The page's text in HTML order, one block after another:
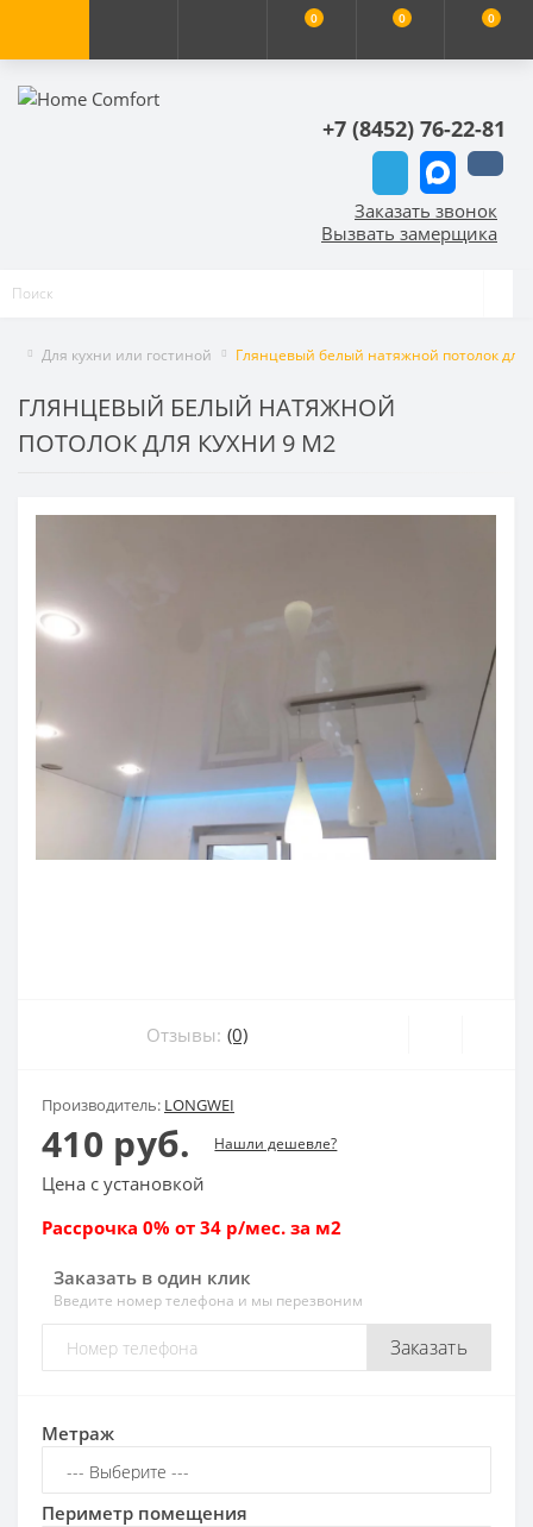
0 0 0
+7 (8452) 76-22-81
Заказать звонок
Вызвать замерщика
Для кухни или гостиной Глянцевый белый натяжной потолок для
ГЛЯНЦЕВЫЙ БЕЛЫЙ НАТЯЖНОЙ
ПОТОЛОК ДЛЯ КУХНИ 9 М2
Отзывы: (0)
Производитель: LONGWEI
410 руб. Нашли дешевле?
Цена с установкой
Рассрочка 0% от 34 р/мес. за м2
Заказать в один клик
Введите номер телефона и мы перезвоним
Заказать
Метраж
Периметр помещения